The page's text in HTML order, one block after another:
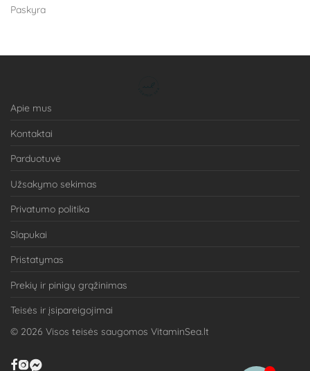
Paskyra
Apie mus
Kontaktai
Parduotuvė
Užsakymo sekimas
Privatumo politika
Slapukai
Pristatymas
Prekių ir pinigų grąžinimas
Teisės ir įsipareigojimai
© 2026 Visos teisės saugomos VitaminSea.lt